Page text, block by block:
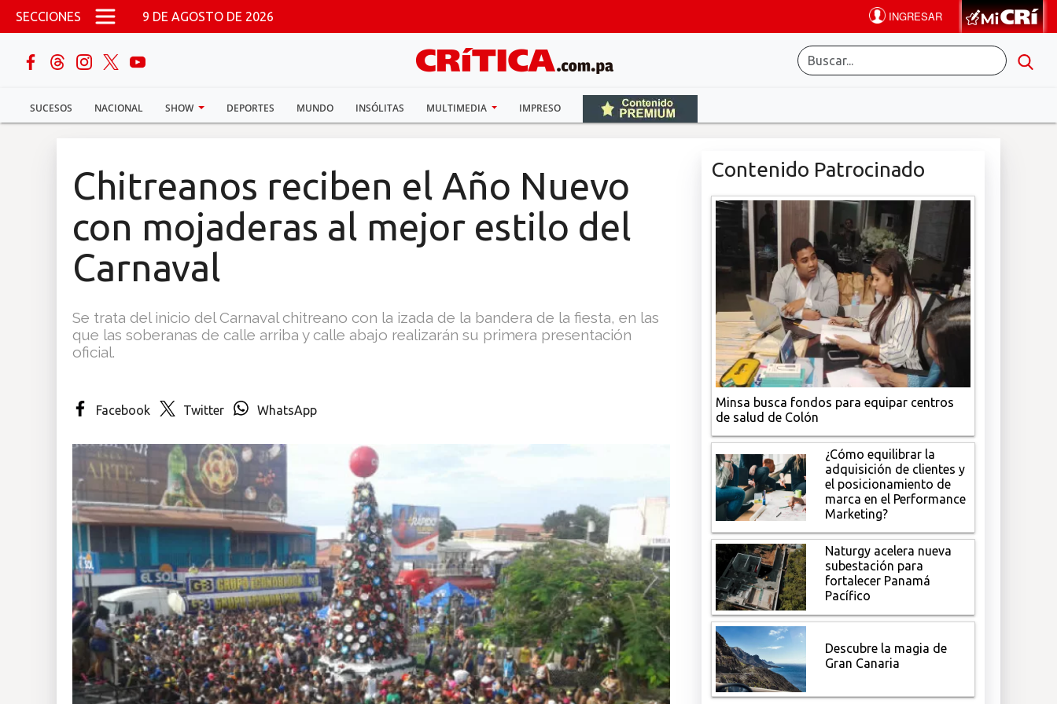
Pasar al contenido principal
SECCIONES 9 DE AGOSTO DE 2026
SUCESOS NACIONAL SHOW DEPORTES MUNDO INSÓLITAS MULTIMEDIA IMPRESO
buscar
Sucesos
Chitreanos reciben el Año Nuevo
con mojaderas al mejor estilo del
Carnaval
Se trata del inicio del Carnaval chitreano con la izada de la bandera de la fiesta, en las
que las soberanas de calle arriba y calle abajo realizarán su primera presentación
oficial.
Facebook Twitter WhatsApp
Contenido Patrocinado
Minsa busca fondos para equipar centros
de salud de Colón
¿Cómo equilibrar la
adquisición de clientes y
el posicionamiento de
marca en el Performance
Marketing?
Naturgy acelera nueva
subestación para
fortalecer Panamá
Pacífico
Descubre la magia de
Gran Canaria